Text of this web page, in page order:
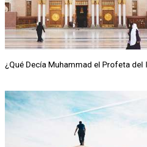
¿Qué Decía Muhammad el Profeta del